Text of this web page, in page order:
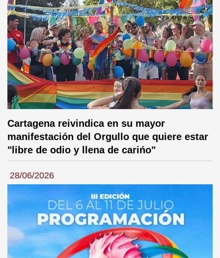
Cartagena reivindica en su mayor
manifestación del Orgullo que quiere estar
"libre de odio y llena de carińo"
28/06/2026